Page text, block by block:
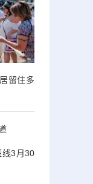
留住多
3月30